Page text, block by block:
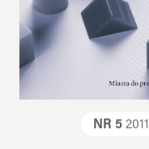
NR 52011